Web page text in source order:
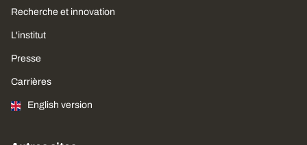
Recherche et innovation
L'institut
Presse
Carrières
English version